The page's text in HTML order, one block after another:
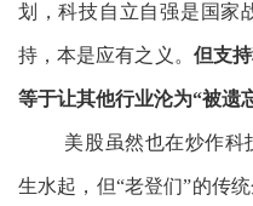
划，科技自立自强是国家
持，本是应有之义。 但支
等于让其他行业沦为“被遗
美股虽然也在炒作科
生水起，但“老登们”的传